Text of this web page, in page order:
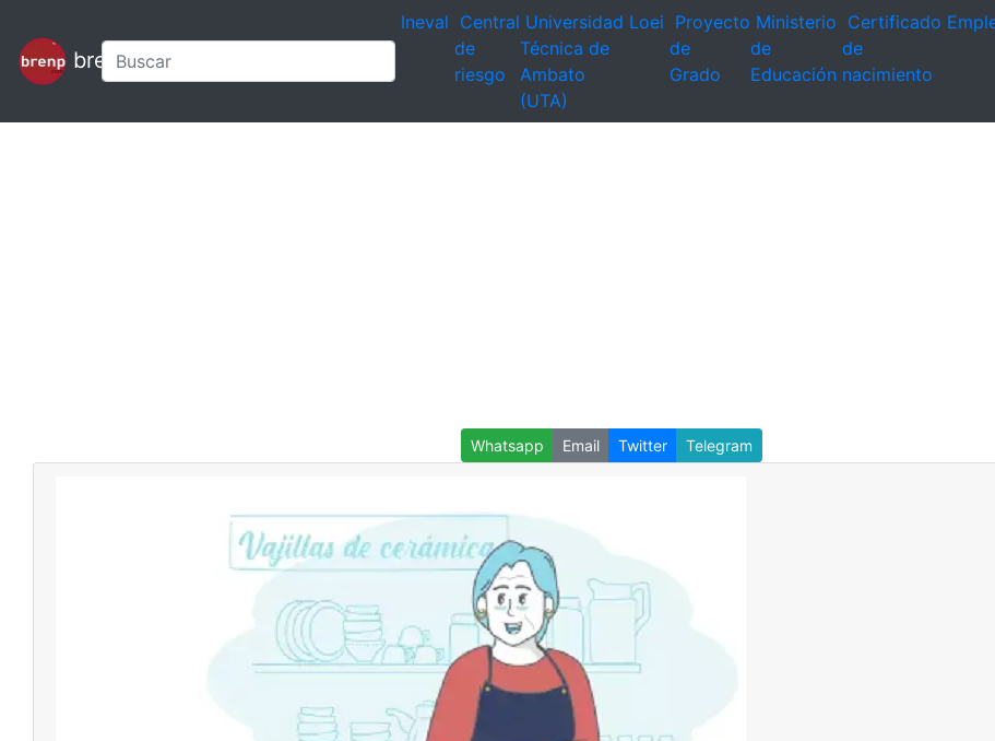
brenp
Ineval Central
de
riesgo
Universidad
Técnica de
Ambato
(UTA)
Loei Proyecto
de
Grado
Ministerio
de
Educación
Certificado
de
nacimiento
Whatsapp Email Twitter Telegram